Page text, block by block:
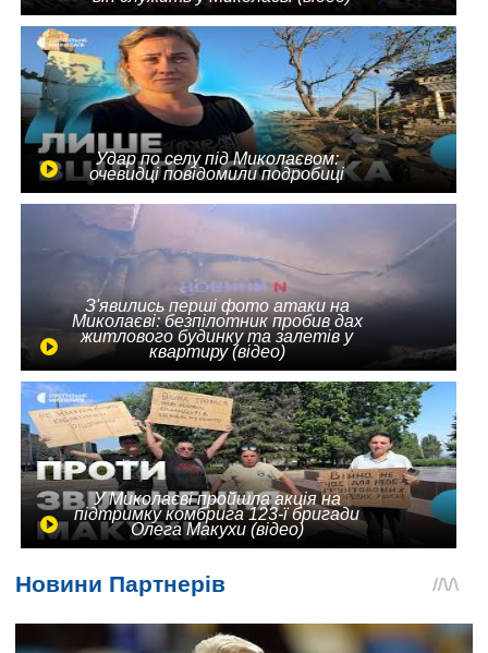
Удар по селу під Миколаєвом:
очевидці повідомили подробиці
З'явились перші фото атаки на
Миколаєві: безпілотник пробив дах
житлового будинку та залетів у
квартиру (відео)
У Миколаєві пройшла акція на
підтримку комбрига 123-ї бригади
Олега Макухи (відео)